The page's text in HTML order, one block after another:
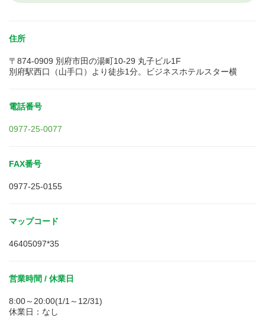
住所
〒874-0909 別府市田の湯町10-29 丸子ビル1F
別府駅西口（山手口）より徒歩1分。ビジネスホテルスター横
電話番号
0977-25-0077
FAX番号
0977-25-0155
マップコード
46405097*35
営業時間 / 休業日
8:00～20:00(1/1～12/31)
休業日：なし